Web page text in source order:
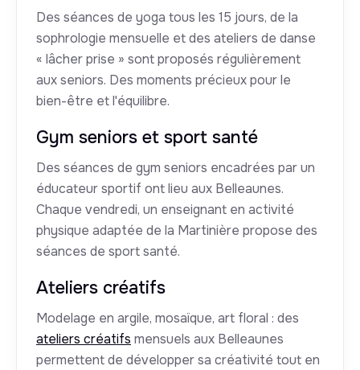
Des séances de yoga tous les 15 jours, de la
sophrologie mensuelle et des ateliers de danse
« lâcher prise » sont proposés régulièrement
aux seniors. Des moments précieux pour le
bien-être et l'équilibre.
Gym seniors et sport santé
Des séances de gym seniors encadrées par un
éducateur sportif ont lieu aux Belleaunes.
Chaque vendredi, un enseignant en activité
physique adaptée de la Martinière propose des
séances de sport santé.
Ateliers créatifs
Modelage en argile, mosaïque, art floral : des
ateliers créatifs mensuels aux Belleaunes
permettent de développer sa créativité tout en